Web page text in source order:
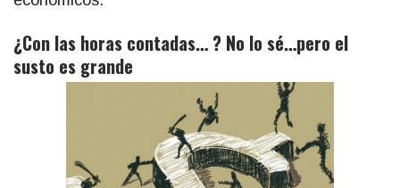
¿Con las horas contadas… ? No lo sé…pero el
susto es grande